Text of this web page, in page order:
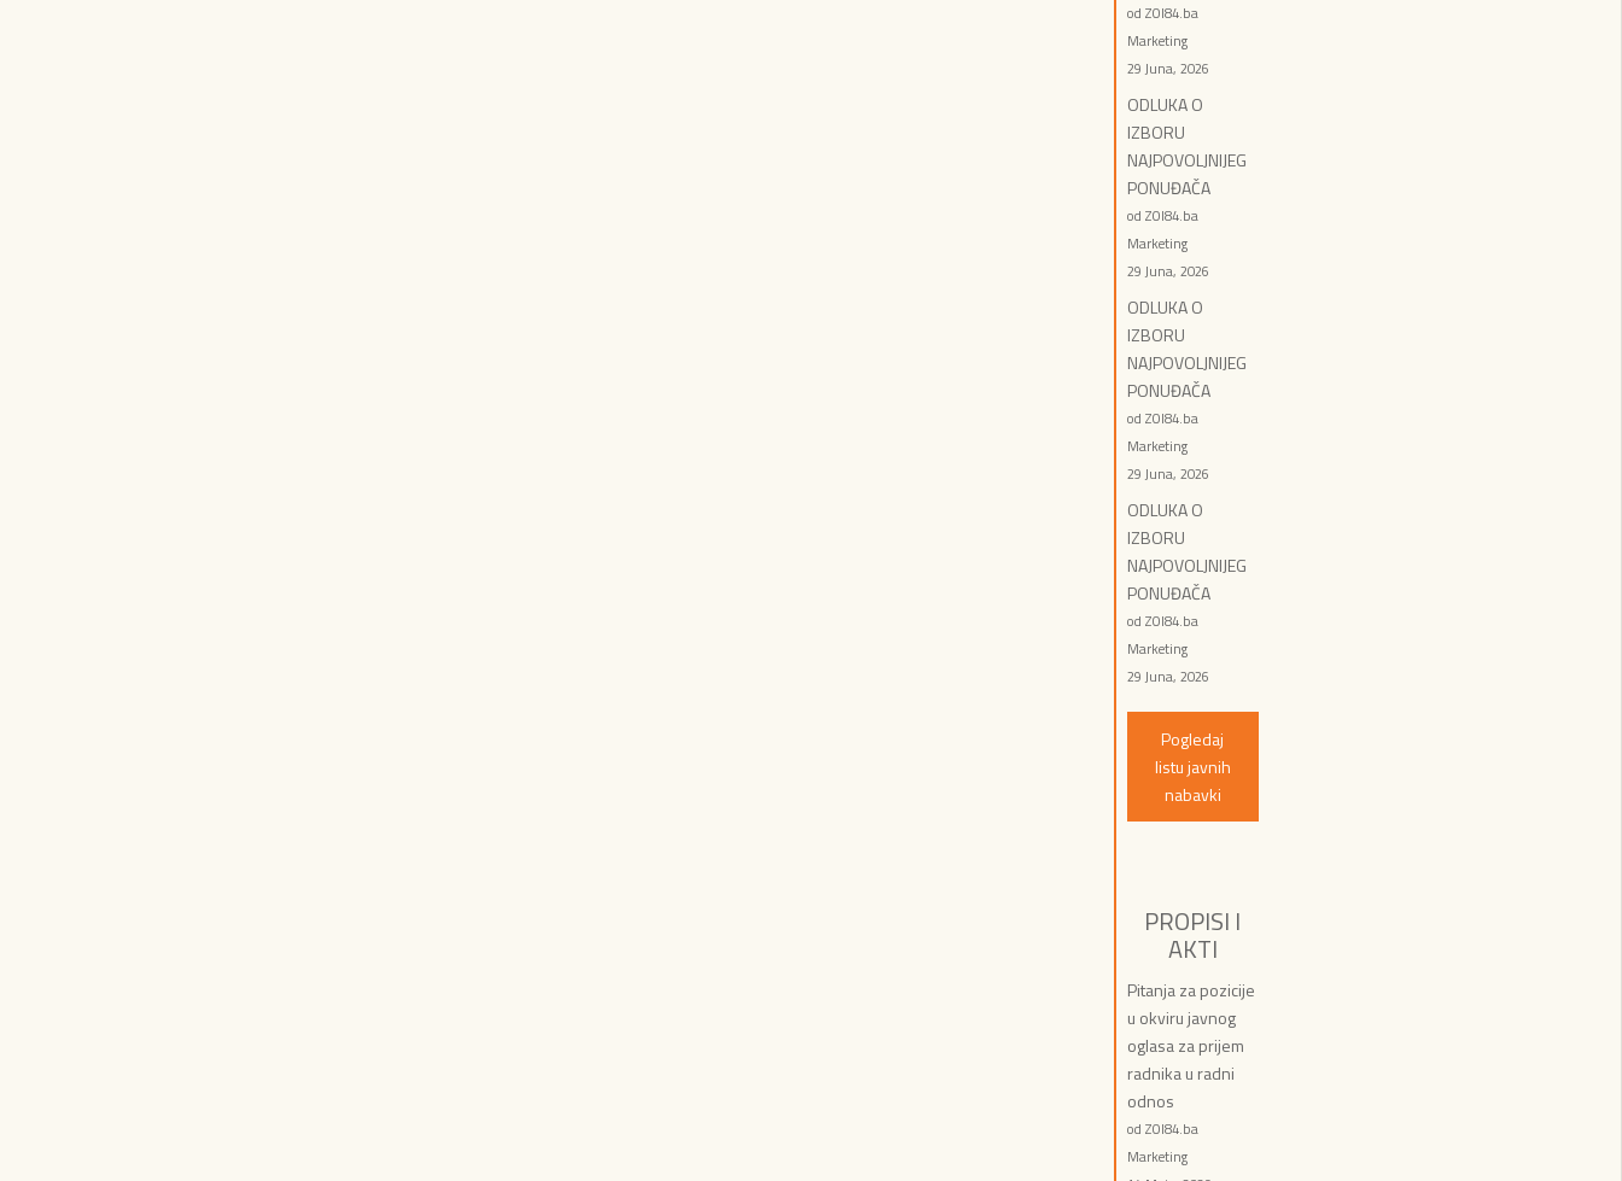
od ZOI84.ba
Marketing
29 Juna, 2026
ODLUKA O
IZBORU
NAJPOVOLJNIJEG
PONUĐAČA
od ZOI84.ba
Marketing
29 Juna, 2026
ODLUKA O
IZBORU
NAJPOVOLJNIJEG
PONUĐAČA
od ZOI84.ba
Marketing
29 Juna, 2026
ODLUKA O
IZBORU
NAJPOVOLJNIJEG
PONUĐAČA
od ZOI84.ba
Marketing
29 Juna, 2026
Pogledaj
listu javnih
nabavki
PROPISI I
AKTI
Pitanja za pozicije
u okviru javnog
oglasa za prijem
radnika u radni
odnos
od ZOI84.ba
Marketing